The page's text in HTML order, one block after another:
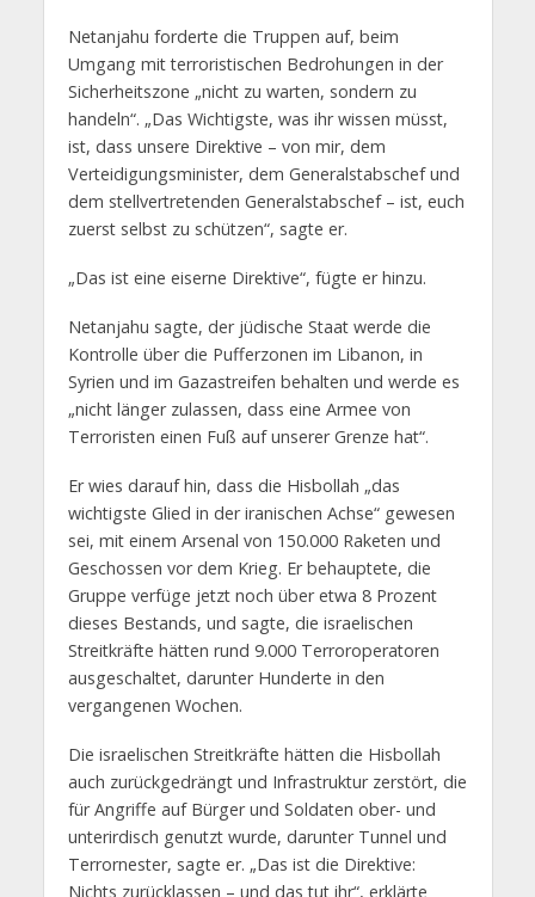
Netanjahu forderte die Truppen auf, beim
Umgang mit terroristischen Bedrohungen in der
Sicherheitszone „nicht zu warten, sondern zu
handeln“. „Das Wichtigste, was ihr wissen müsst,
ist, dass unsere Direktive – von mir, dem
Verteidigungsminister, dem Generalstabschef und
dem stellvertretenden Generalstabschef – ist, euch
zuerst selbst zu schützen“, sagte er.
„Das ist eine eiserne Direktive“, fügte er hinzu.
Netanjahu sagte, der jüdische Staat werde die
Kontrolle über die Pufferzonen im Libanon, in
Syrien und im Gazastreifen behalten und werde es
„nicht länger zulassen, dass eine Armee von
Terroristen einen Fuß auf unserer Grenze hat“.
Er wies darauf hin, dass die Hisbollah „das
wichtigste Glied in der iranischen Achse“ gewesen
sei, mit einem Arsenal von 150.000 Raketen und
Geschossen vor dem Krieg. Er behauptete, die
Gruppe verfüge jetzt noch über etwa 8 Prozent
dieses Bestands, und sagte, die israelischen
Streitkräfte hätten rund 9.000 Terroroperatoren
ausgeschaltet, darunter Hunderte in den
vergangenen Wochen.
Die israelischen Streitkräfte hätten die Hisbollah
auch zurückgedrängt und Infrastruktur zerstört, die
für Angriffe auf Bürger und Soldaten ober- und
unterirdisch genutzt wurde, darunter Tunnel und
Terrornester, sagte er. „Das ist die Direktive:
Nichts zurücklassen – und das tut ihr“, erklärte